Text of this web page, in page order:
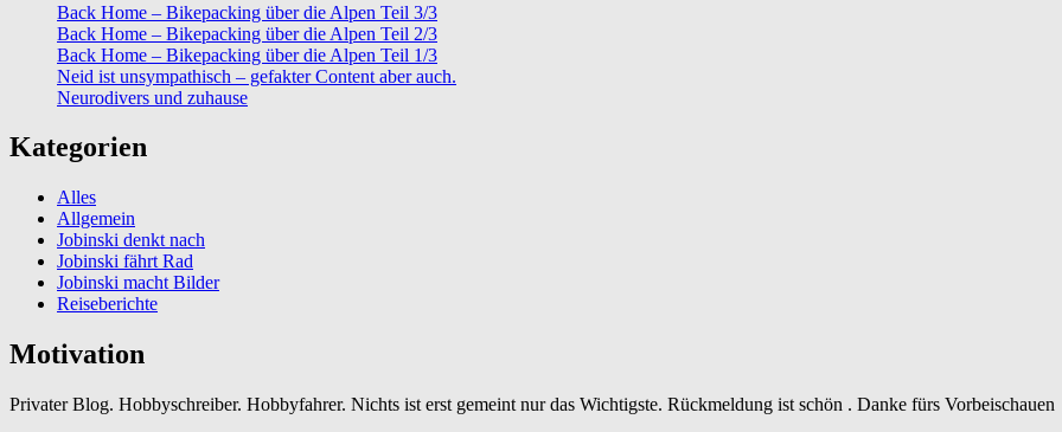
Back Home – Bikepacking über die Alpen Teil 3/3
Back Home – Bikepacking über die Alpen Teil 2/3
Back Home – Bikepacking über die Alpen Teil 1/3
Neid ist unsympathisch – gefakter Content aber auch.
Neurodivers und zuhause
Kategorien
Alles
Allgemein
Jobinski denkt nach
Jobinski fährt Rad
Jobinski macht Bilder
Reiseberichte
Motivation
Privater Blog. Hobbyschreiber. Hobbyfahrer. Nichts ist erst gemeint nur das Wichtigste. Rückmeldung ist schön . Danke fürs Vorbeischauen